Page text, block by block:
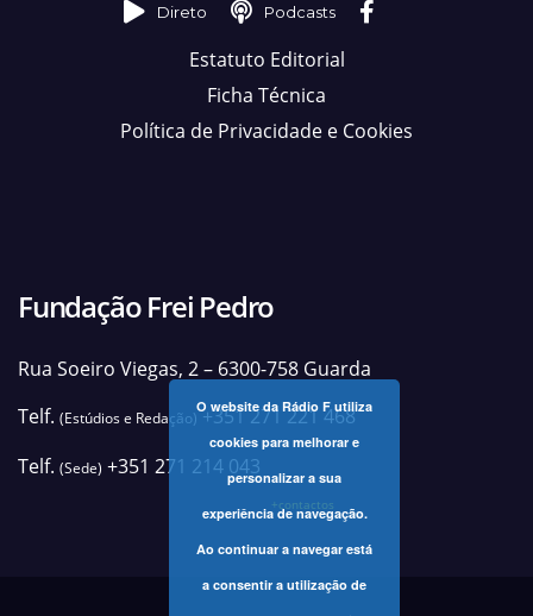
Direto Podcasts
Estatuto Editorial
Ficha Técnica
Política de Privacidade e Cookies
Fundação Frei Pedro
Rua Soeiro Viegas, 2 – 6300-758 Guarda
Telf. (Estúdios e Redação)+351 271 221 468
Telf. (Sede) +351 271 214 043
+contactos
O website da Rádio F utiliza
cookies para melhorar e
personalizar a sua
experiência de navegação.
Ao continuar a navegar está
a consentir a utilização de